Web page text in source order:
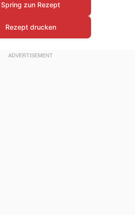
Spring zun Rezept
Rezept drucken